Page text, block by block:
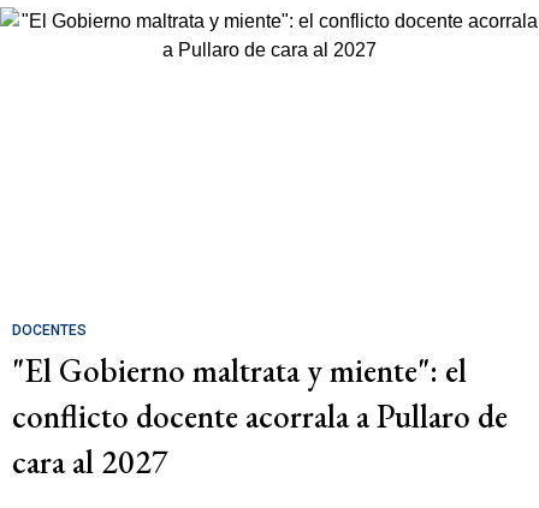
DOCENTES
"El Gobierno maltrata y miente": el
conflicto docente acorrala a Pullaro de
cara al 2027